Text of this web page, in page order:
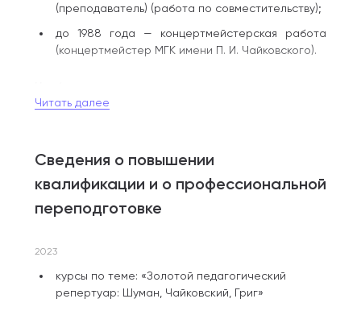
(преподаватель) (работа по совместительству);
до 1988 года — концертмейстерская работа
(концертмейстер МГК имени П. И. Чайковского).
Светлана Воронова, Илья Васильев —
победители международных конкурсов;
Пегарькова Н. — лауреат международного
Публикации:
Читать далее
Сведения о повышении
квалификации и о профессиональной
переподготовке
2023
курсы по теме: «Золотой педагогический
репертуар: Шуман, Чайковский, Григ»